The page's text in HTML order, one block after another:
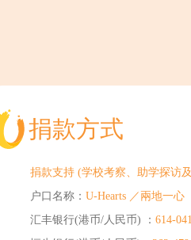
捐款方式
捐款支持 (学校考察、助学探访
户口名称： U-Hearts ／兩地一心
汇丰银行(港币/人民币) ： 614-